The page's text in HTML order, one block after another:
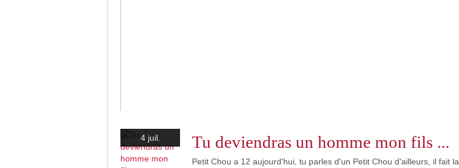
4 juil. Tu deviendras un homme mon fils ...
Petit Chou a 12 aujourd'hui, tu parles d'un Petit Chou d'ailleurs, il fait la